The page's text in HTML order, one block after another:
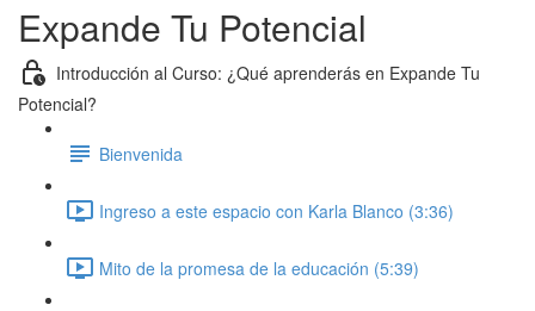
Expande Tu Potencial
Introducción al Curso: ¿Qué aprenderás en Expande Tu
Potencial?
Bienvenida
Ingreso a este espacio con Karla Blanco (3:36)
Mito de la promesa de la educación (5:39)